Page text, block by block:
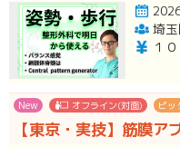
埼
１
New オフライン(対面) ピッ
【東京・実技】筋膜ア